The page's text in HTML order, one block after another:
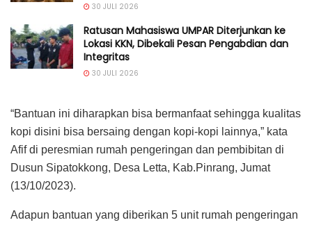
30 JULI 2026
Ratusan Mahasiswa UMPAR Diterjunkan ke
Lokasi KKN, Dibekali Pesan Pengabdian dan
Integritas
30 JULI 2026
“Bantuan ini diharapkan bisa bermanfaat sehingga kualitas
kopi disini bisa bersaing dengan kopi-kopi lainnya,” kata
Afif di peresmian rumah pengeringan dan pembibitan di
Dusun Sipatokkong, Desa Letta, Kab.Pinrang, Jumat
(13/10/2023).
Adapun bantuan yang diberikan 5 unit rumah pengeringan